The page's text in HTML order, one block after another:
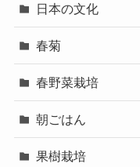
日本の文化
春菊
春野菜栽培
朝ごはん
果樹栽培